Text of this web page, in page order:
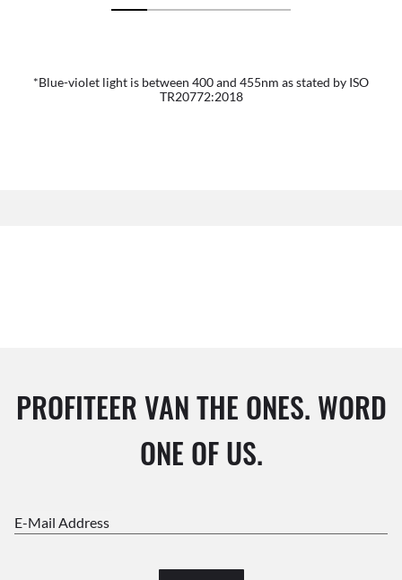
*Blue-violet light is between 400 and 455nm as stated by ISO
TR20772:2018
PROFITEER VAN THE ONES. WORD
ONE OF US.
E-Mail Address